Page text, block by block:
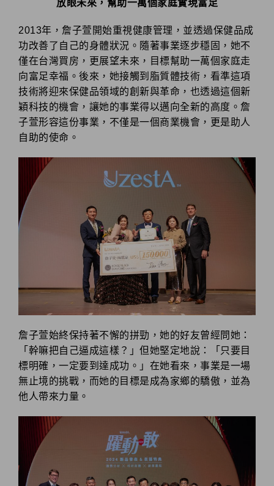
放眼未來，幫助一萬個家庭實現富足
2013年，詹子萱開始重視健康管理，並透過保健品成
功改善了自己的身體狀況。隨著事業逐步穩固，她不
僅在台灣買房，更展望未來，目標幫助一萬個家庭走
向富足幸福。後來，她接觸到脂質體技術，看準這項
技術將迎來保健品領域的創新與革命，也透過這個新
穎科技的機會，讓她的事業得以邁向全新的高度。詹
子萱形容這份事業，不僅是一個商業機會，更是助人
自助的使命。
詹子萱始終保持著不懈的拼勁，她的好友曾經問她：
「幹嘛把自己逼成這樣？」但她堅定地說：「只要目
標明確，一定要到達成功。」在她看來，事業是一場
無止境的挑戰，而她的目標是成為家鄉的驕傲，並為
他人帶來力量。